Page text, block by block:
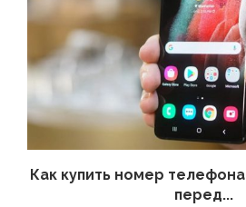
Как купить номер
перед...